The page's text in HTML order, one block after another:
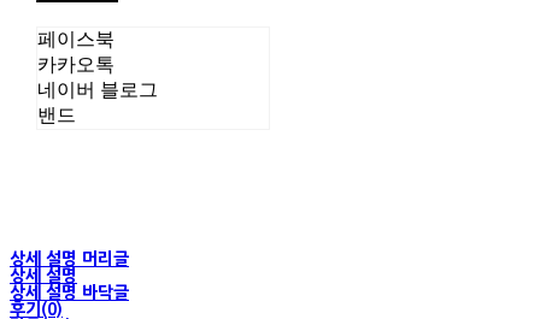
페이스북
카카오톡
네이버 블로그
밴드
상세 설명 머리글
상세 설명
상세 설명 바닥글
후기(0)